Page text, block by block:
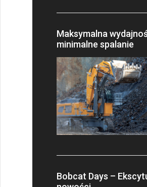
Maksymalna
minimalne spalanie
Bobcat Days –